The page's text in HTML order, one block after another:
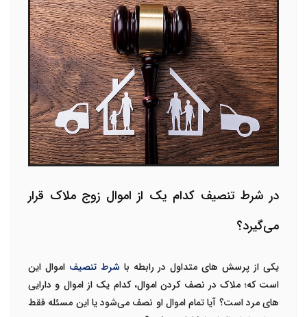
در شرط تنصیف کدام یک از اموال زوج ملاک قرار
می‌گیرد؟
یکی از پرسش های متداول در رابطه باشرط تنصیف اموال این
است که؛ ملاک در نصف کردن اموال، کدام یک از اموال و دارایی
های مرد است؟ آیا تمام اموال او نصف می‌شود یا این مسئله فقط